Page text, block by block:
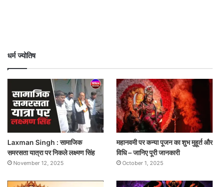
धर्म ज्योतिष
Laxman Singh : सामाजिक
समरसता यात्रा पर निकले लक्ष्मण सिंह
November 12, 2025
महानवमी पर कन्या पूजन का शुभ मुहूर्त और
विधि – जानिए पूरी जानकारी
October 1, 2025